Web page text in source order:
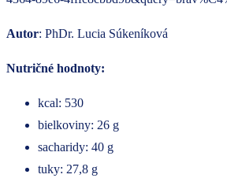
Autor: PhDr. Lucia Súkeníková
Nutričné hodnoty:
kcal: 530
bielkoviny: 26 g
sacharidy: 40 g
tuky: 27,8 g